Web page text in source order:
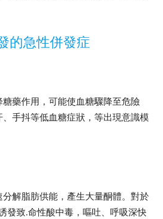
的急性併發症
藥作用，可能使血糖驟降至危險
手抖等低血糖症狀，等出現意識模
解脂肪供能，產生大量酮體。對於
發致.命性酸中毒，嘔吐、呼吸深快